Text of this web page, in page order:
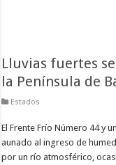
Lluvias fuertes
la Península de
Estados
El Frente Frío Número 44 y
aunado al ingreso de
por un río atmosférico,